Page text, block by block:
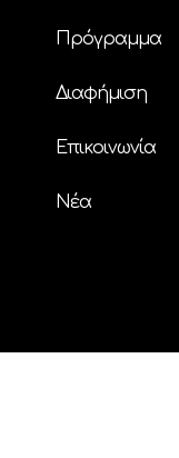
Πρόγραμμα
Διαφήμιση
Επικοινωνία
Nέα